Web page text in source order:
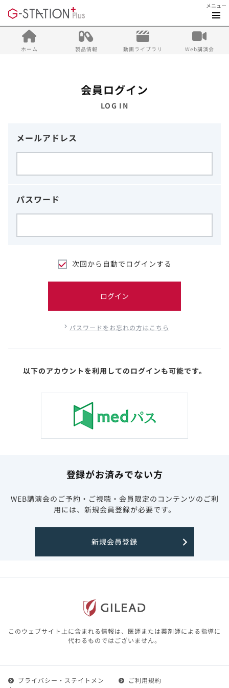
メニュー
ホーム 製品情報 動画ライブラリ Web講演会
会員ログイン
LOG IN
メールアドレス
パスワード
次回から自動でログインする
ログイン
パスワードをお忘れの方はこちら
以下のアカウントを利用してのログインも可能です。
登録がお済みでない方
WEB講演会のご予約・ご視聴・会員限定のコンテンツのご利
用には、新規会員登録が必要です。
新規会員登録
このウェブサイト上に含まれる情報は、医師または薬剤師による指導に
代わるものではございません。
プライバシー・ステイトメン
ご利用規約